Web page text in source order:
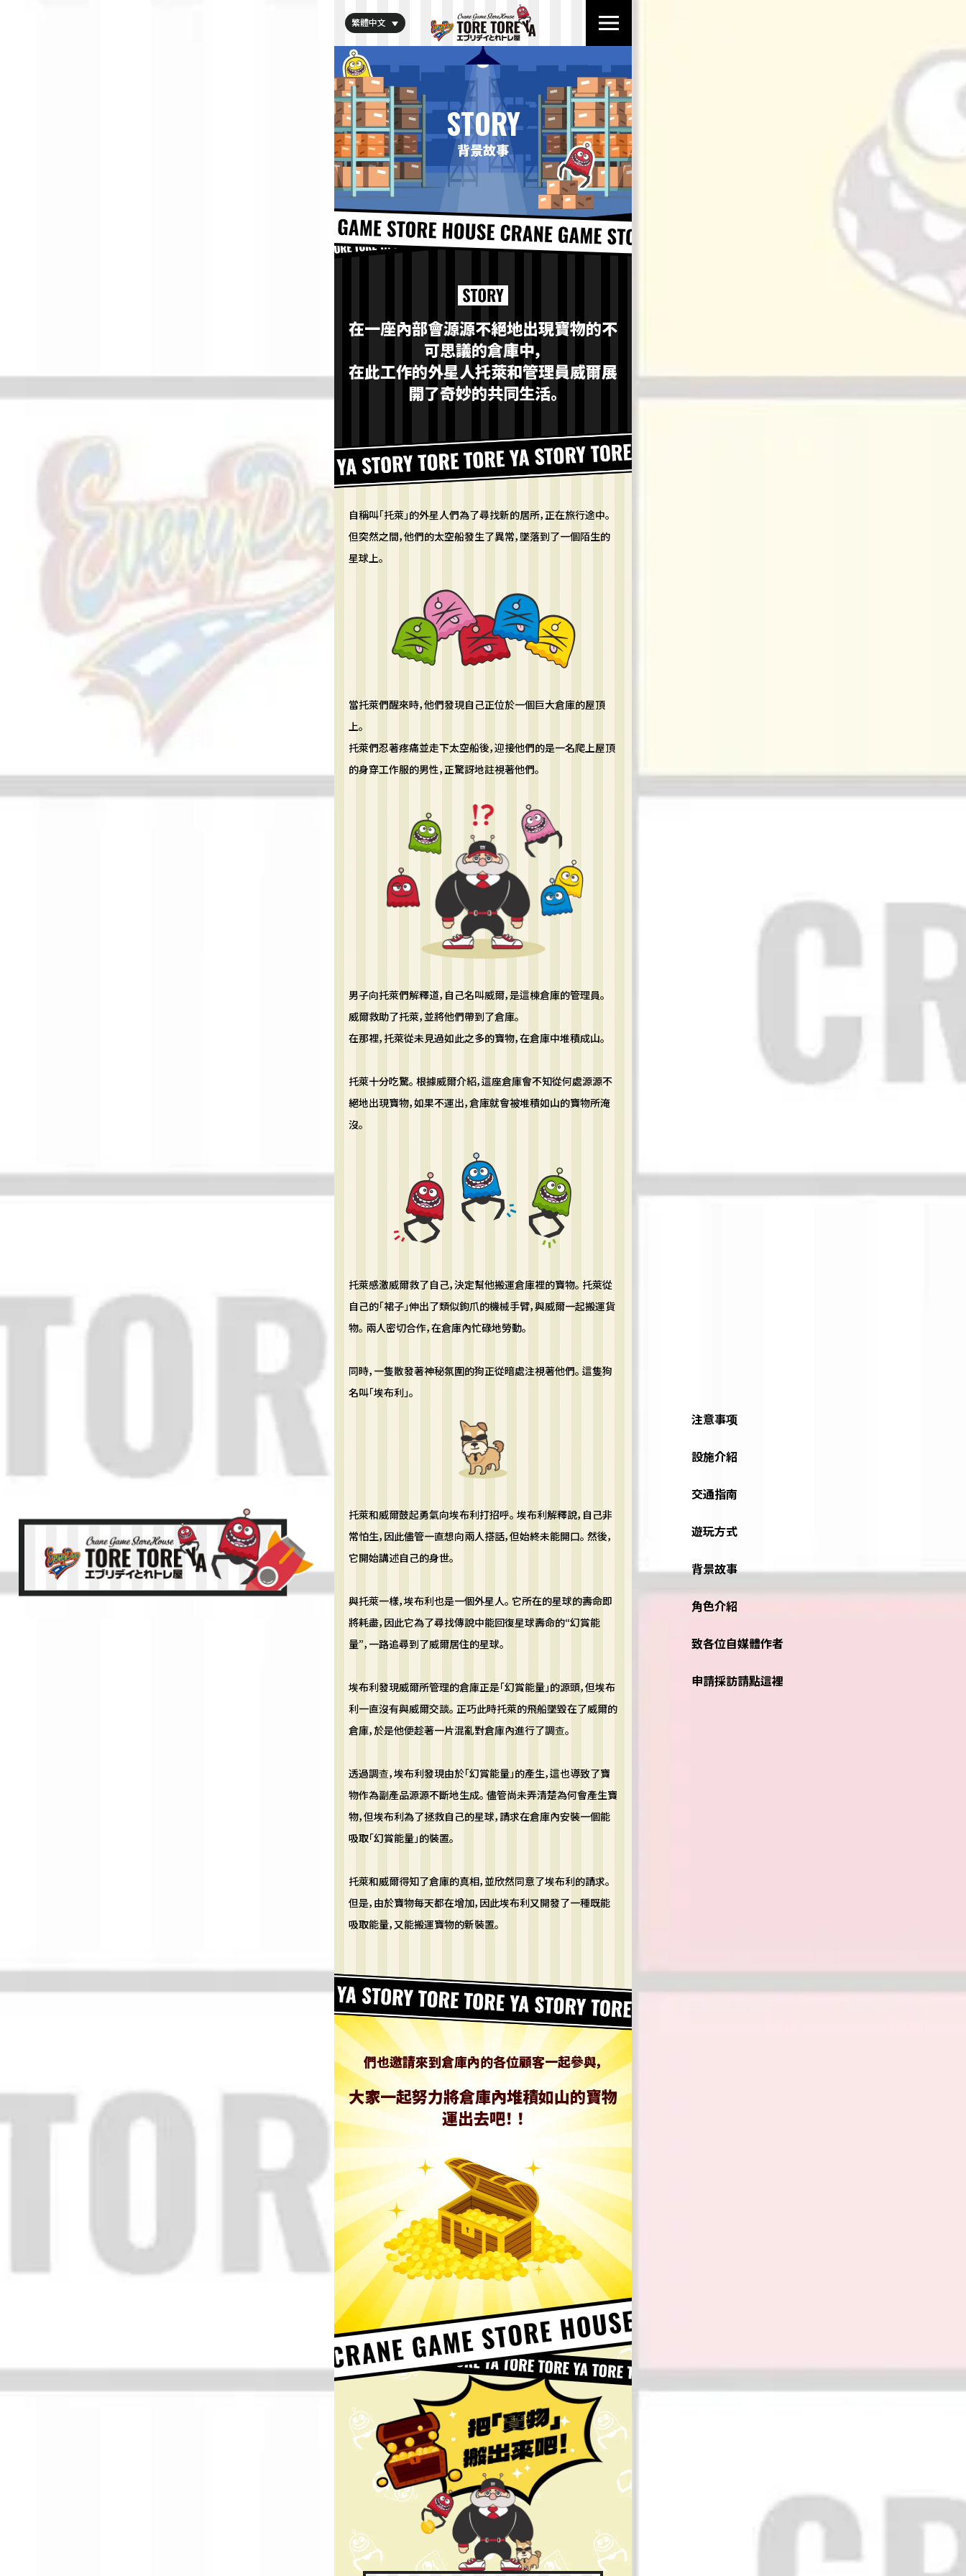
繁體中文
注意事项
設施介紹
交通指南
遊玩方式
背景故事
角色介紹
致各位自媒體作者
申請採訪請點這裡
STORY
背景故事
在一座內部會源源不絕地出現寶物的不
可思議的倉庫中，
在此工作的外星人托萊和管理員威爾展
開了奇妙的共同生活。
自稱叫「托萊」的外星人們為了尋找新的居所，正在旅行途中。
但突然之間，他們的太空船發生了異常，墜落到了一個陌生的
星球上。
當托萊們醒來時，他們發現自己正位於一個巨大倉庫的屋頂
上。
托萊們忍著疼痛並走下太空船後，迎接他們的是一名爬上屋頂
的身穿工作服的男性，正驚訝地註視著他們。
男子向托萊們解釋道，自己名叫威爾，是這棟倉庫的管理員。
威爾救助了托萊，並將他們帶到了倉庫。
在那裡，托萊從未見過如此之多的寶物，在倉庫中堆積成山。
托萊十分吃驚。 根據威爾介紹，這座倉庫會不知從何處源源不
絕地出現寶物，如果不運出，倉庫就會被堆積如山的寶物所淹
沒。
托萊感激威爾救了自己，決定幫他搬運倉庫裡的寶物。 托萊從
自己的「裙子」伸出了類似鉤爪的機械手臂，與威爾一起搬運貨
物。 兩人密切合作，在倉庫內忙碌地勞動。
同時，一隻散發著神秘氛圍的狗正從暗處注視著他們。 這隻狗
名叫「埃布利」。
托萊和威爾鼓起勇氣向埃布利打招呼。 埃布利解釋說，自己非
常怕生，因此儘管一直想向兩人搭話，但始終未能開口。 然後，
它開始講述自己的身世。
與托萊一樣，埃布利也是一個外星人。 它所在的星球的壽命即
將耗盡，因此它為了尋找傳說中能回復星球壽命的“幻賞能
量”，一路追尋到了威爾居住的星球。
埃布利發現威爾所管理的倉庫正是「幻賞能量」的源頭，但埃布
利一直沒有與威爾交談。 正巧此時托萊的飛船墜毀在了威爾的
倉庫，於是他便趁著一片混亂對倉庫內進行了調查。
透過調查，埃布利發現由於「幻賞能量」的產生，這也導致了寶
物作為副產品源源不斷地生成。 儘管尚未弄清楚為何會產生寶
物，但埃布利為了拯救自己的星球，請求在倉庫內安裝一個能
吸取「幻賞能量」的裝置。
托萊和威爾得知了倉庫的真相，並欣然同意了埃布利的請求。
但是，由於寶物每天都在增加，因此埃布利又開發了一種既能
吸取能量，又能搬運寶物的新裝置。
們也邀請來到倉庫內的各位顧客一起參與，
大家一起努力將倉庫內堆積如山的寶物
運出去吧！ ！